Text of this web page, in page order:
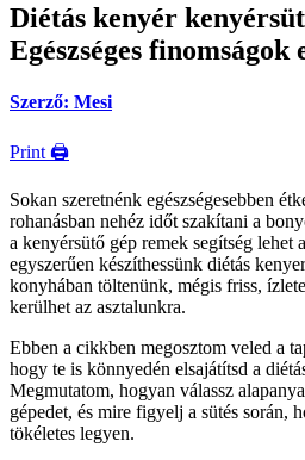
Diétás kenyér
Egészséges finomságok
Szerző: Mesi
Print 🖨
Sokan szeretnénk egészségesebben
rohanásban nehéz időt szakítani a
a kenyérsütő gép remek segítség lehet
egyszerűen készíthessünk diétás
konyhában töltenünk, mégis friss,
kerülhet az asztalunkra.
Ebben a cikkben megosztom veled a
hogy te is könnyedén elsajátítsd a
Megmutatom, hogyan válassz
gépedet, és mire figyelj a sütés során,
tökéletes legyen.